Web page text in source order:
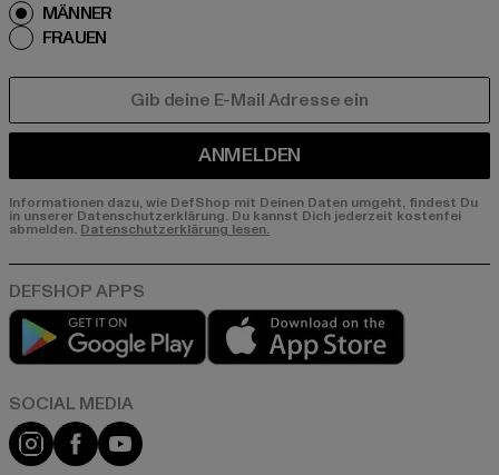
MÄNNER
FRAUEN
ANMELDEN
Informationen dazu, wie DefShop mit Deinen Daten umgeht, findest Du
in unserer Datenschutzerklärung. Du kannst Dich jederzeit kostenfei
abmelden. Datenschutzerklärung lesen.
Play market
Instagram
FacebookYouTube